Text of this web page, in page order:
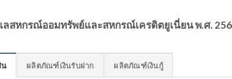
สหกรณ์ออมทรัพย์และสหกรณ์เครดิตยูเนี่ยน พ.ศ.
น ผลิตภัณฑ์เงินรับฝาก ผลิตภัณฑ์เงินกู้